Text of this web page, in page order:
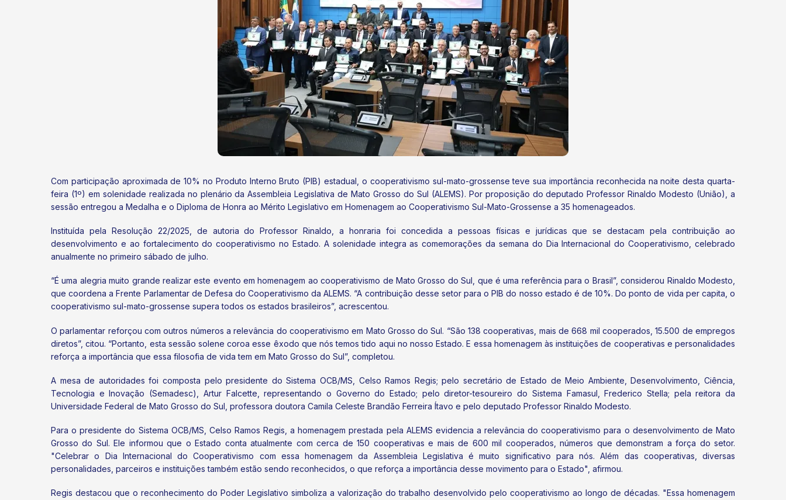
Com participação aproximada de 10% no Produto Interno Bruto (PIB) estadual, o cooperativismo sul-mato-grossense teve sua importância reconhecida na noite desta quarta-
feira (1º) em solenidade realizada no plenário da Assembleia Legislativa de Mato Grosso do Sul (ALEMS). Por proposição do deputado Professor Rinaldo Modesto (União), a
sessão entregou a Medalha e o Diploma de Honra ao Mérito Legislativo em Homenagem ao Cooperativismo Sul-Mato-Grossense a 35 homenageados.
Instituída pela Resolução 22/2025, de autoria do Professor Rinaldo, a honraria foi concedida a pessoas físicas e jurídicas que se destacam pela contribuição ao
desenvolvimento e ao fortalecimento do cooperativismo no Estado. A solenidade integra as comemorações da semana do Dia Internacional do Cooperativismo, celebrado
anualmente no primeiro sábado de julho.
“É uma alegria muito grande realizar este evento em homenagem ao cooperativismo de Mato Grosso do Sul, que é uma referência para o Brasil”, considerou Rinaldo Modesto,
que coordena a Frente Parlamentar de Defesa do Cooperativismo da ALEMS. “A contribuição desse setor para o PIB do nosso estado é de 10%. Do ponto de vida per capita, o
cooperativismo sul-mato-grossense supera todos os estados brasileiros”, acrescentou.
O parlamentar reforçou com outros números a relevância do cooperativismo em Mato Grosso do Sul. “São 138 cooperativas, mais de 668 mil cooperados, 15.500 de empregos
diretos”, citou. “Portanto, esta sessão solene coroa esse êxodo que nós temos tido aqui no nosso Estado. E essa homenagem às instituições de cooperativas e personalidades
reforça a importância que essa filosofia de vida tem em Mato Grosso do Sul”, completou.
A mesa de autoridades foi composta pelo presidente do Sistema OCB/MS, Celso Ramos Regis; pelo secretário de Estado de Meio Ambiente, Desenvolvimento, Ciência,
Tecnologia e Inovação (Semadesc), Artur Falcette, representando o Governo do Estado; pelo diretor-tesoureiro do Sistema Famasul, Frederico Stella; pela reitora da
Universidade Federal de Mato Grosso do Sul, professora doutora Camila Celeste Brandão Ferreira Ítavo e pelo deputado Professor Rinaldo Modesto.
Para o presidente do Sistema OCB/MS, Celso Ramos Regis, a homenagem prestada pela ALEMS evidencia a relevância do cooperativismo para o desenvolvimento de Mato
Grosso do Sul. Ele informou que o Estado conta atualmente com cerca de 150 cooperativas e mais de 600 mil cooperados, números que demonstram a força do setor.
"Celebrar o Dia Internacional do Cooperativismo com essa homenagem da Assembleia Legislativa é muito significativo para nós. Além das cooperativas, diversas
personalidades, parceiros e instituições também estão sendo reconhecidos, o que reforça a importância desse movimento para o Estado", afirmou.
Regis destacou que o reconhecimento do Poder Legislativo simboliza a valorização do trabalho desenvolvido pelo cooperativismo ao longo de décadas. "Essa homenagem